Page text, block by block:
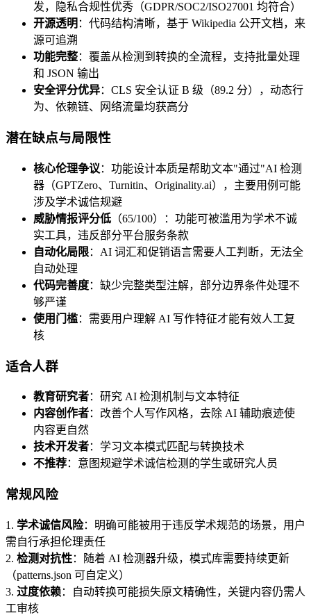
发，隐私合规性优秀（GDPR/SOC2/ISO27001 均符合）
开源透明 ：代码结构清晰，基于 Wikipedia 公开文档，来
源可追溯
功能完整：覆盖从检测到转换的全流程，支持批量处理
和 JSON 输出
安全评分优异：CLS 安全认证 B 级（89.2 分），动态行
为、依赖链、网络流量均获高分
潜在缺点与局限性
核心伦理争议 ：功能设计本质是帮助文本"通过"AI 检测
器（GPTZero、Turnitin、Originality.ai），主要用例可能
涉及学术诚信规避
威胁情报评分低 （65/100）：功能可被滥用为学术不诚
实工具，违反部分平台服务条款
自动化局限：AI 词汇和促销语言需要人工判断，无法全
自动处理
代码完善度：缺少完整类型注解，部分边界条件处理不
够严谨
使用门槛：需要用户理解 AI 写作特征才能有效人工复
核
适合人群
教育研究者：研究 AI 检测机制与文本特征
内容创作者：改善个人写作风格，去除 AI 辅助痕迹使
内容更自然
技术开发者：学习文本模式匹配与转换技术
不推荐：意图规避学术诚信检测的学生或研究人员
常规风险
1. 学术诚信风险：明确可能被用于违反学术规范的场景，用户
需自行承担伦理责任
2. 检测对抗性：随着 AI 检测器升级，模式库需要持续更新
（patterns.json 可自定义）
3. 过度依赖：自动转换可能损失原文精确性，关键内容仍需人
工审核